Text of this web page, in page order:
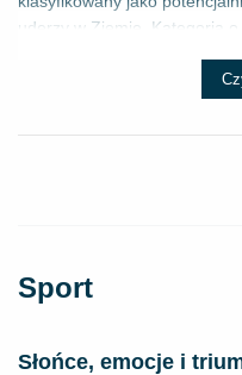
uderzy w Ziemię. Kategoria o
Sport
Słońce, emocje i